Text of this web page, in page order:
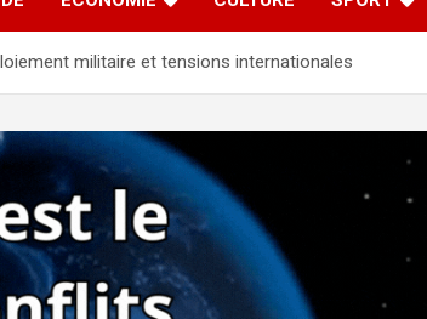
militaire et tensions internationales